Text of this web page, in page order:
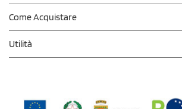
Come Acquistare
Utilità